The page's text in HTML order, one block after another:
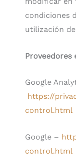
condiciones
utilización
Proveedores
Google
https://
control.html
Google –
control.html